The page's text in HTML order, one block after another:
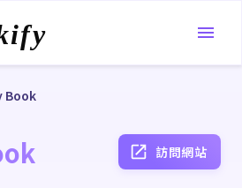
Book
訪問網站